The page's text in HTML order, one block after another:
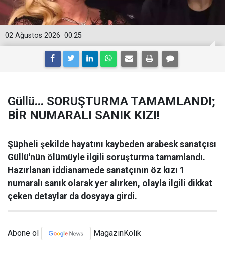
00:25
02 Ağustos 2026
Güllü... SORUŞTURMA TAMAMLANDI;
BİR NUMARALI SANIK KIZI!
Şüpheli şekilde hayatını kaybeden arabesk sanatçısı
Güllü'nün ölümüyle ilgili soruşturma tamamlandı.
Hazırlanan iddianamede sanatçının öz kızı 1
numaralı sanık olarak yer alırken, olayla ilgili dikkat
çeken detaylar da dosyaya girdi.
Abone ol MagazinKolik